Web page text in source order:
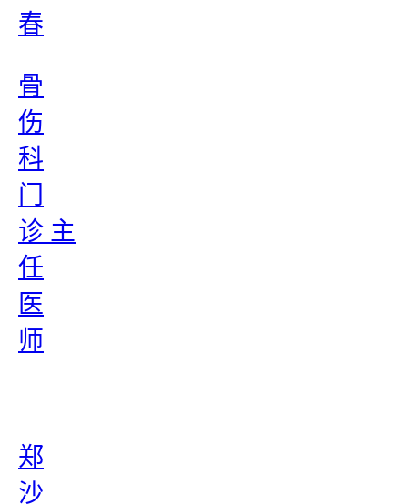
春
骨
伤
科
门
诊 主
任
医
师
郑
沙